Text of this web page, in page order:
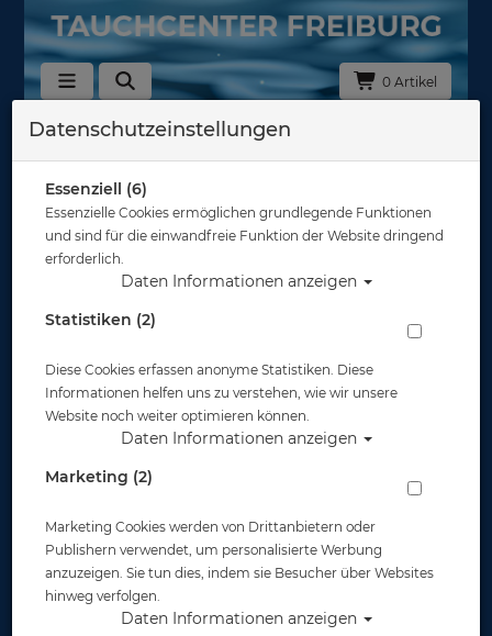
0 Artikel
Zurück
Datenschutzeinstellungen
Essenziell (6)
Essenzielle Cookies ermöglichen grundlegende Funktionen
und sind für die einwandfreie Funktion der Website dringend
erforderlich.
Daten Informationen anzeigen
Statistiken (2)
Diese Cookies erfassen anonyme Statistiken. Diese
Informationen helfen uns zu verstehen, wie wir unsere
Website noch weiter optimieren können.
Daten Informationen anzeigen
Marketing (2)
Marketing Cookies werden von Drittanbietern oder
Publishern verwendet, um personalisierte Werbung
anzuzeigen. Sie tun dies, indem sie Besucher über Websites
hinweg verfolgen.
Daten Informationen anzeigen